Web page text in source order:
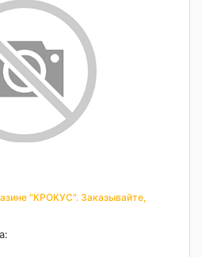
"КРОКУС". Заказывайте,